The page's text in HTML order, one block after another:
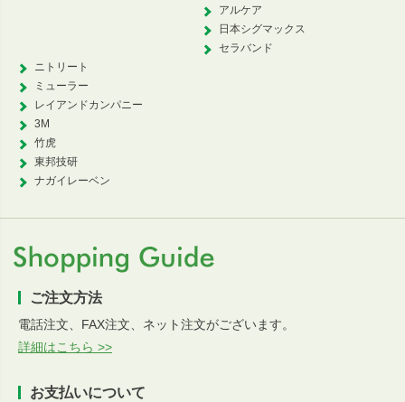
アルケア
日本シグマックス
セラバンド
ニトリート
ミューラー
レイアンドカンパニー
3M
竹虎
東邦技研
ナガイレーベン
ご注文方法
電話注文、FAX注文、ネット注文がございます。
詳細はこちら >>
お支払いについて